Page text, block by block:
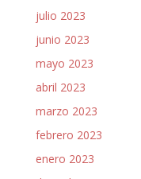
julio 2023
junio 2023
mayo 2023
abril 2023
marzo 2023
febrero 2023
enero 2023